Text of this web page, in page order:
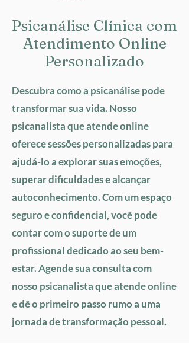
Psicanálise Clínica com
Atendimento Online
Personalizado
Descubra como a psicanálise pode
transformar sua vida. Nosso
psicanalista que atende online
oferece sessões personalizadas para
ajudá-lo a explorar suas emoções,
superar dificuldades e alcançar
autoconhecimento. Com um espaço
seguro e confidencial, você pode
contar com o suporte de um
profissional dedicado ao seu bem-
estar. Agende sua consulta com
nosso psicanalista que atende online
e dê o primeiro passo rumo a uma
jornada de transformação pessoal.